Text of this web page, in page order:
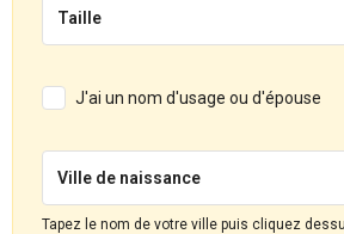
Taille
J'ai un nom d'usage ou d'épouse
Ville de naissance
Tapez le nom de votre ville puis cliquez